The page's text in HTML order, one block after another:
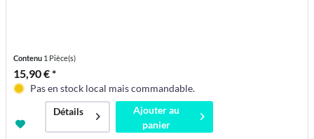
Contenu 1 Pièce(s)
15,90 € *
Pas en stock local mais commandable.
Détails
Ajouter au
panier